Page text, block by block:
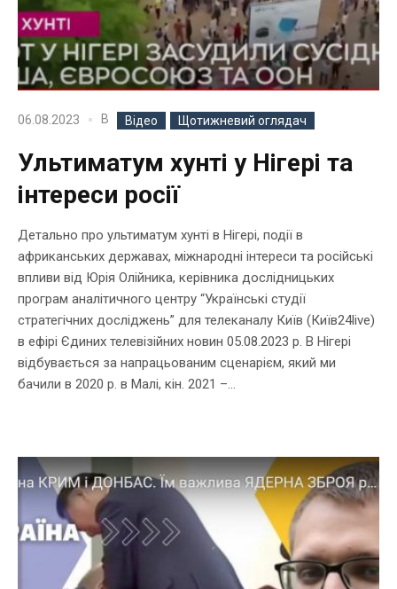
06.08.2023 В Відео Щотижневий оглядач
Ультиматум хунті у Нігері та
інтереси росії
Детально про ультиматум хунті в Нігері, події в
африканських державах, міжнародні інтереси та російські
впливи від Юрія Олійника, керівника дослідницьких
програм аналітичного центру “Українські студії
стратегічних досліджень” для телеканалу Київ (Київ24live)
в ефірі Єдиних телевізійних новин 05.08.2023 р. В Нігері
відбувається за напрацьованим сценарієм, який ми
бачили в 2020 р. в Малі, кін. 2021 –...